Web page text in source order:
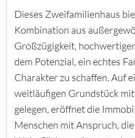
Dieses Zweifamilienhaus
Kombination aus
Großzügigkeit,
dem Potenzial, ein echtes
Charakter zu schaffen. Auf
weitläufigen Grundstück mit
gelegen, eröffnet die
Menschen mit Anspruch,